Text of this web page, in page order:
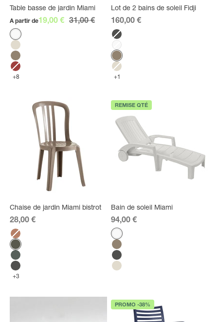
Table basse de jardin Miami
A partir dePrix de vente
19,00 € Prix normal
31,00 €
Couleur
Blanc
Lin
Taupe
Rouge Bossa Nova
+8
Lot de 2 bains de soleil Fidji
Prix de vente
160,00 €
Couleur
Anthracite
Blanc
Taupe
Lin
+1
Chaise de jardin Miami bistrot
Prix de vente
28,00 €
Couleur
Terracotta
Green forest
Vert amazonie
Anthracite
+3
REMISE QTÉ
Bain de soleil Miami
Prix de vente
94,00 €
Couleur
Blanc
Taupe
Anthracite
Lin
PROMO -38%